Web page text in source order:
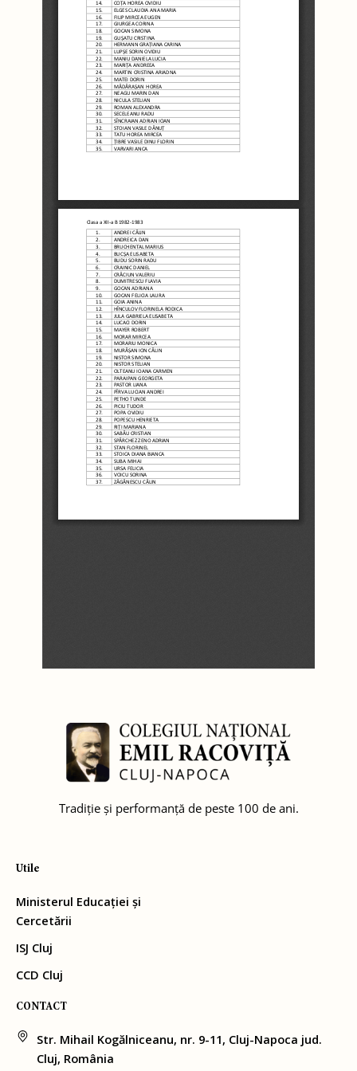
Tradiție și performanță de peste 100 de ani.
Utile
Ministerul Educației și
Cercetării
ISJ Cluj
CCD Cluj
CONTACT
Str. Mihail Kogălniceanu, nr. 9-11, Cluj-Napoca jud.
Cluj, România